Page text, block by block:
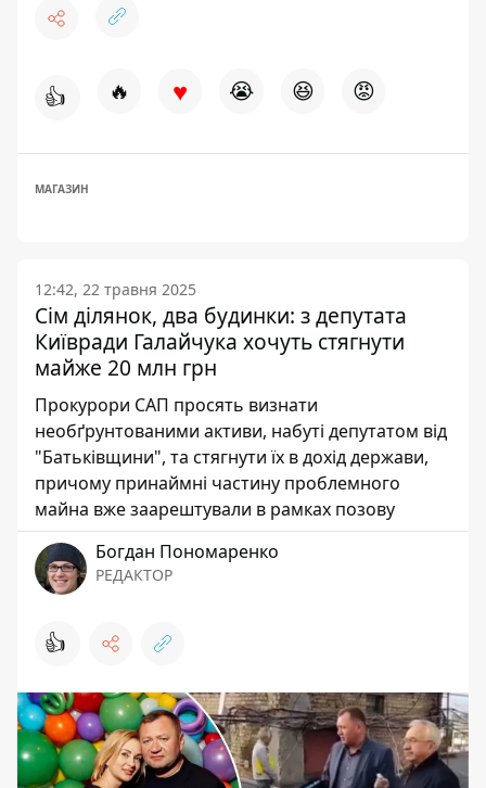
👍 🔥 ♥ 😭 😆 😡
МАГАЗИН
12:42, 22 травня 2025
Сім ділянок, два будинки: з депутата
Київради Галайчука хочуть стягнути
майже 20 млн грн
Прокурори САП просять визнати
необґрунтованими активи, набуті депутатом від
"Батьківщини", та стягнути їх в дохід держави,
причому принаймні частину проблемного
майна вже заарештували в рамках позову
Богдан Пономаренко
РЕДАКТОР
👍